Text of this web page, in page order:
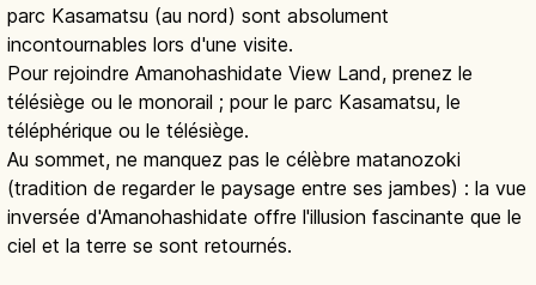
parc Kasamatsu (au nord) sont absolument
incontournables lors d'une visite.
Pour rejoindre Amanohashidate View Land, prenez le
télésiège ou le monorail ; pour le parc Kasamatsu, le
téléphérique ou le télésiège.
Au sommet, ne manquez pas le célèbre matanozoki
(tradition de regarder le paysage entre ses jambes) : la vue
inversée d'Amanohashidate offre l'illusion fascinante que le
ciel et la terre se sont retournés.